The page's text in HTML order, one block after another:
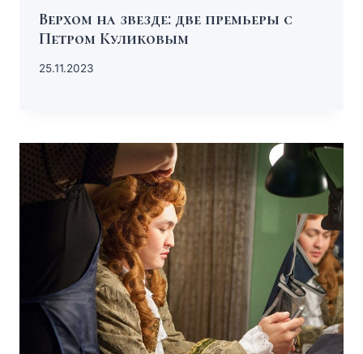
Верхом на звезде: две премьеры с
Петром Куликовым
25.11.2023